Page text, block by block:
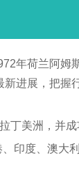
年荷兰阿姆
进展，把握
丁美洲，并成
印度、澳大